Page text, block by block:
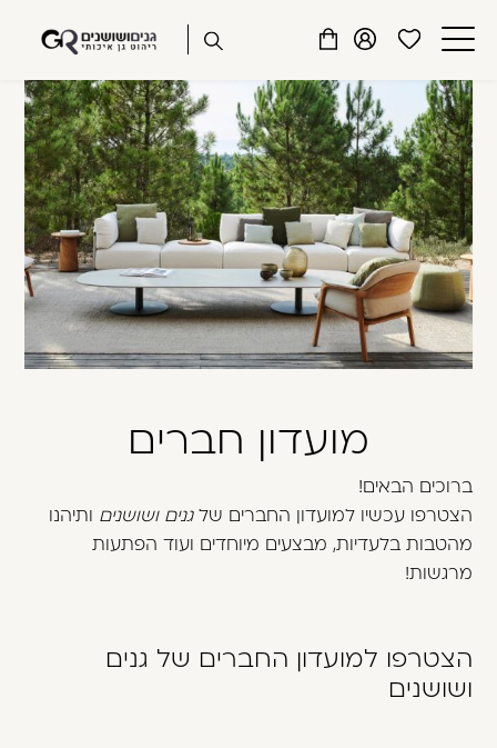
לֵב:
מֻפְעֶלֶת
מַעֲרֶכֶת
נָגִישׁ
בִּקְלִיק
הַמְּסַיַּעַת
לִנְגִישׁוּת
הָאֲתָר.
פתיחת
חלונית
עגלה
פתיחת
חלונית
משתמש
פתיחת
מועדפים
למשתמש
סגור
כבר רשומים? התחברו
זכור אותי שכחתי סיסמה
משתמש חדש/אורח
דאגנו לכם ליצירת חשבון קלה ומהירה במיוחד.
המשיכו למילוי פרטיכם ותוכלו ליהנות מהיתרונות של
להרשמה
מועדון חברים
ברוכים הבאים!
הצטרפו עכשיו למועדון החברים שלגנים ושושנים ותיהנו
מהטבות בלעדיות, מבצעים מיוחדים ועוד הפתעות
מרגשות!
הצטרפו למועדון החברים של גנים
ושושנים